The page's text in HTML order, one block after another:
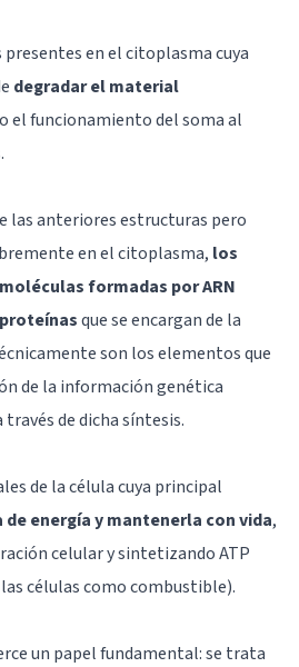
en el citoplasma cuya
degradar el material
el funcionamiento del soma al
las anteriores estructuras pero
en el citoplasma, los
formadas por ARN
que se encargan de la
son los elementos que
de la información genética
de dicha síntesis.
de la célula cuya principal
energía y mantenerla con vida,
celular y sintetizando ATP
células como combustible).
un papel fundamental: se trata